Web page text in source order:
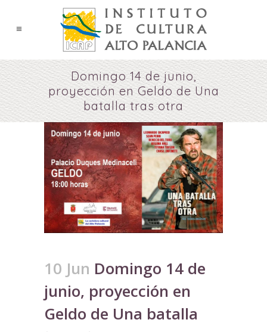
Domingo 14 de junio,
proyección en Geldo de Una
batalla tras otra
10 Jun Domingo 14 de
junio, proyección en
Geldo de Una batalla